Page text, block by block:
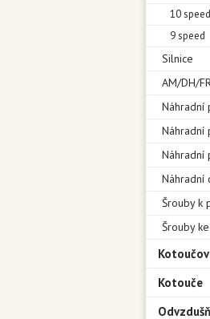
10 speed
9 speed
Silnice
AM/DH/FR
Náhradní
Náhradní
Náhradní
Náhradní
Šrouby k
Šrouby
Kotouče